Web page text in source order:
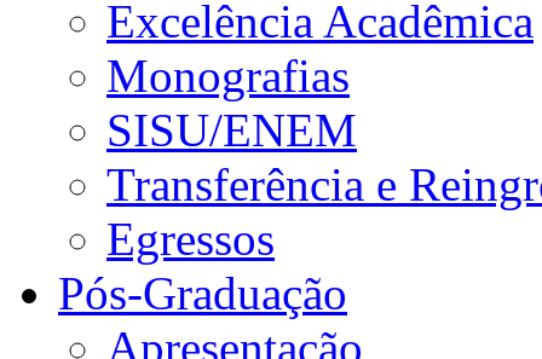
Excelência Acadêmica
Monografias
SISU/ENEM
Transferência e
Egressos
Pós-Graduação
Apresentação